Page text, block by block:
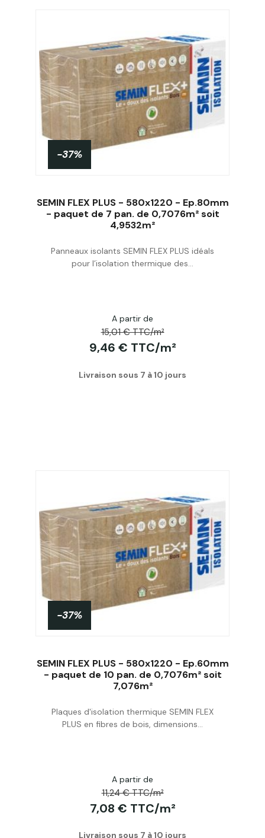
-37%
SEMIN FLEX PLUS - 580x1220 - Ep.80mm
- paquet de 7 pan. de 0,7076m² soit
4,9532m²
Panneaux isolants SEMIN FLEX PLUS idéals
pour l’isolation thermique des...
A partir de
15,01 € TTC/m²
9,46 € TTC/m²
Livraison sous 7 à 10 jours
-37%
SEMIN FLEX PLUS - 580x1220 - Ep.60mm
- paquet de 10 pan. de 0,7076m² soit
7,076m²
Plaques d'isolation thermique SEMIN FLEX
PLUS en fibres de bois, dimensions...
A partir de
11,24 € TTC/m²
7,08 € TTC/m²
Livraison sous 7 à 10 jours